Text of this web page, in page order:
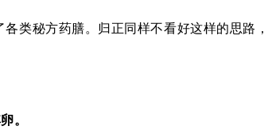
类秘方药膳。归正同样不看好这样的思路，
。